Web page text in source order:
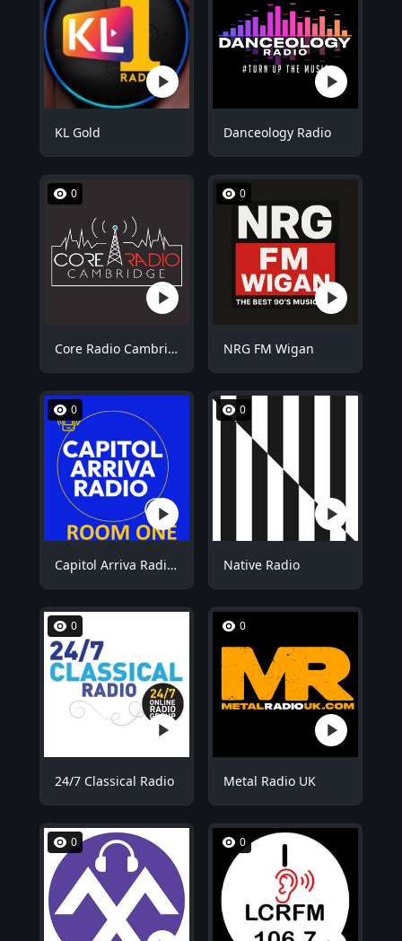
KL Gold Danceology Radio
0
Core Radio Cambridge
0
NRG FM Wigan
0
Capitol Arriva Radio ROOM1
0
Native Radio
0
24/7 Classical Radio
0
Metal Radio UK
0 0